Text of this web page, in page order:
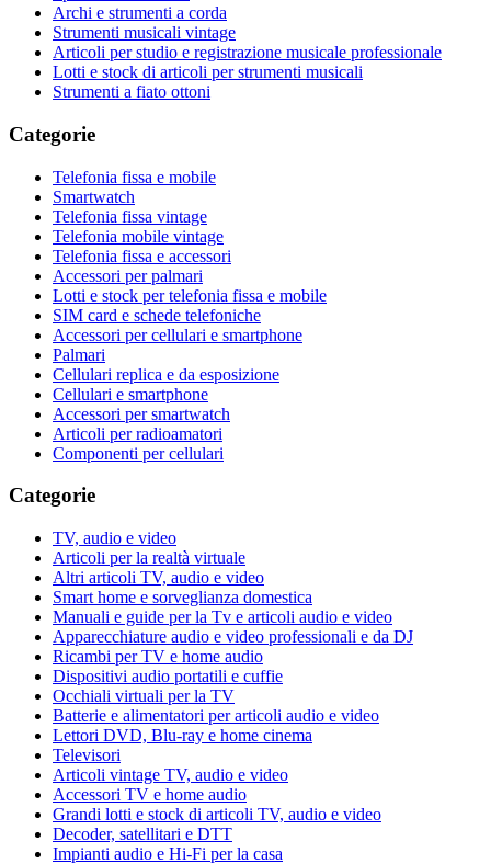
Archi e strumenti a corda
Strumenti musicali vintage
Articoli per studio e registrazione musicale professionale
Lotti e stock di articoli per strumenti musicali
Strumenti a fiato ottoni
Categorie
Telefonia fissa e mobile
Smartwatch
Telefonia fissa vintage
Telefonia mobile vintage
Telefonia fissa e accessori
Accessori per palmari
Lotti e stock per telefonia fissa e mobile
SIM card e schede telefoniche
Accessori per cellulari e smartphone
Palmari
Cellulari replica e da esposizione
Cellulari e smartphone
Accessori per smartwatch
Articoli per radioamatori
Componenti per cellulari
Categorie
TV, audio e video
Articoli per la realtà virtuale
Altri articoli TV, audio e video
Smart home e sorveglianza domestica
Manuali e guide per la Tv e articoli audio e video
Apparecchiature audio e video professionali e da DJ
Ricambi per TV e home audio
Dispositivi audio portatili e cuffie
Occhiali virtuali per la TV
Batterie e alimentatori per articoli audio e video
Lettori DVD, Blu-ray e home cinema
Televisori
Articoli vintage TV, audio e video
Accessori TV e home audio
Grandi lotti e stock di articoli TV, audio e video
Decoder, satellitari e DTT
Impianti audio e Hi-Fi per la casa